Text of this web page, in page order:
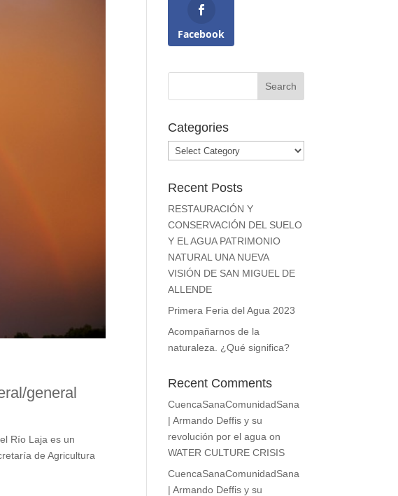
general
Río Laja es un
de Agricultura
Facebook
Categories
Categories
Recent Posts
RESTAURACIÓN Y
CONSERVACIÓN DEL SUELO
Y EL AGUA PATRIMONIO
NATURAL UNA NUEVA
VISIÓN DE SAN MIGUEL DE
ALLENDE
Primera Feria del Agua 2023
Acompañarnos de la
naturaleza. ¿Qué significa?
Recent Comments
CuencaSanaComunidadSana
| Armando Deffis y su
revolución por el agua on
WATER CULTURE CRISIS
CuencaSanaComunidadSana
| Armando Deffis y su